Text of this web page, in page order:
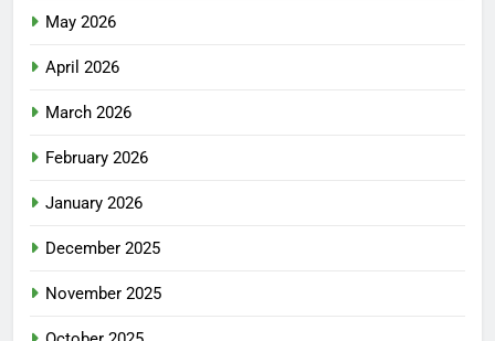
May 2026
April 2026
March 2026
February 2026
January 2026
December 2025
November 2025